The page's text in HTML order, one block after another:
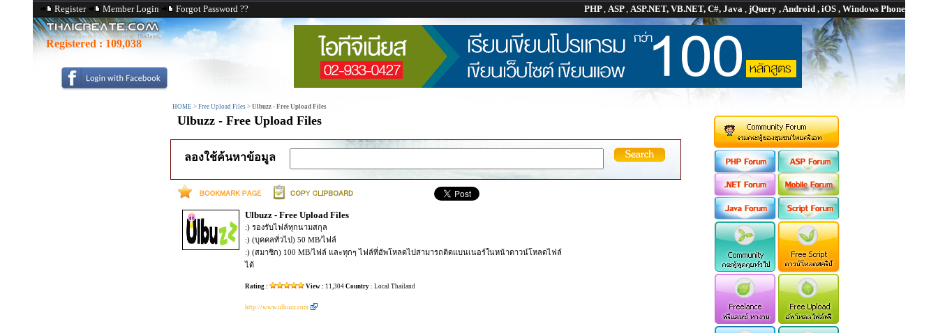
Register Member Login Forgot Password ?? PHP, ASP, ASP.NET, VB.NET, C#, Java , jQuery , Android , iOS , Windows Phone
Registered : 109,038
HOME > Free Upload Files > Ulbuzz - Free Upload Files
Ulbuzz - Free Upload Files
ลองใช้ค้นหาข้อมูล
Ulbuzz - Free Upload Files
:) รองรับไฟล์ทุกนามสกุล
:) (บุคคลทั่วไป) 50 MB/ไฟล์
:) (สมาชิก) 100 MB/ไฟล์ และทุกๆ ไฟล์ที่อัพโหลดไปสามารถติดแบนเนอร์ในหน้าดาวน์โหลดไฟล์
ได้
Rating : View : 11,304 Country: Local Thailand
http://www.ulbuzz.com